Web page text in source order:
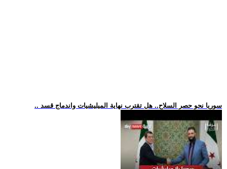
.. سوريا نحو حصر السلاح.. هل تقترب نهاية الميليشيات واندماج قسد